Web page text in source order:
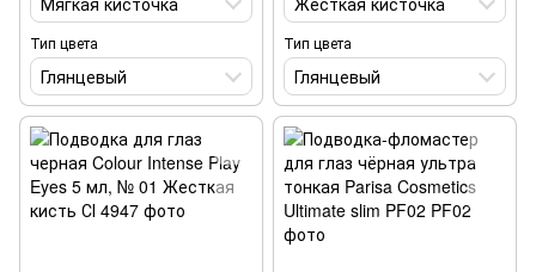
Тип цвета
Глянцевый
Тип цвета
Глянцевый